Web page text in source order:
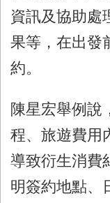
資訊及協助處
果等，在出發
約。
陳星宏舉例說
程、旅遊費用
導致衍生消費
明簽約地點、